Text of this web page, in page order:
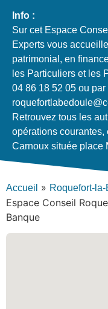
Info :
Sur cet Espace
Experts vous
patrimonial, en
les Particuliers et les
04 86 18 52 05 ou
Retrouvez tous les
opérations courantes,
Carnoux située place
Accueil » Roquefort-
Espace Conseil
Banque